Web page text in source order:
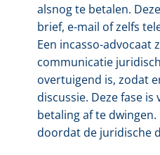
alsnog te betalen.
brief, e-mail of zelfs
Een incasso-advocaat
communicatie
overtuigend is, zodat
discussie. Deze fase
betaling af te
doordat de juridische